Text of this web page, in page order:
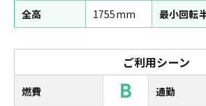
全高
1755mm 最小回転
ご利用シーン
燃費 B 通勤